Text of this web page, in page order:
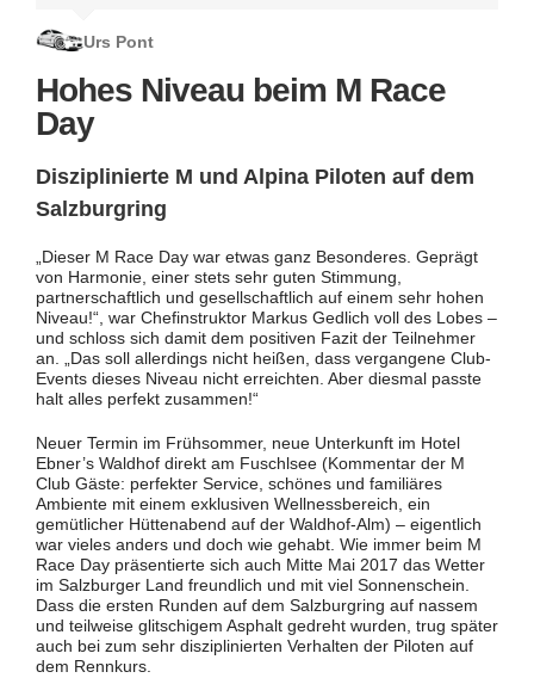
Urs Pont
Fortgeschrittenen-Gruppe einplanen. Ach, da war ja
… lecker!“
Winfried
Großmann
Rüdiger Heller
Marc Krankenberg
Hohes Niveau beim M Race
Day
Disziplinierte M und Alpina Piloten auf dem
Salzburgring
„Dieser M Race Day war etwas ganz Besonderes. Geprägt
von Harmonie, einer stets sehr guten Stimmung,
partnerschaftlich und gesellschaftlich auf einem sehr hohen
Niveau!“, war Chefinstruktor Markus Gedlich voll des Lobes –
und schloss sich damit dem positiven Fazit der Teilnehmer
an. „Das soll allerdings nicht heißen, dass vergangene Club-
Events dieses Niveau nicht erreichten. Aber diesmal passte
halt alles perfekt zusammen!“
Neuer Termin im Frühsommer, neue Unterkunft im Hotel
Ebner’s Waldhof direkt am Fuschlsee (Kommentar der M
Club Gäste: perfekter Service, schönes und familiäres
Ambiente mit einem exklusiven Wellnessbereich, ein
gemütlicher Hüttenabend auf der Waldhof-Alm) – eigentlich
war vieles anders und doch wie gehabt. Wie immer beim M
Race Day präsentierte sich auch Mitte Mai 2017 das Wetter
im Salzburger Land freundlich und mit viel Sonnenschein.
Dass die ersten Runden auf dem Salzburgring auf nassem
und teilweise glitschigem Asphalt gedreht wurden, trug später
auch bei zum sehr disziplinierten Verhalten der Piloten auf
dem Rennkurs.